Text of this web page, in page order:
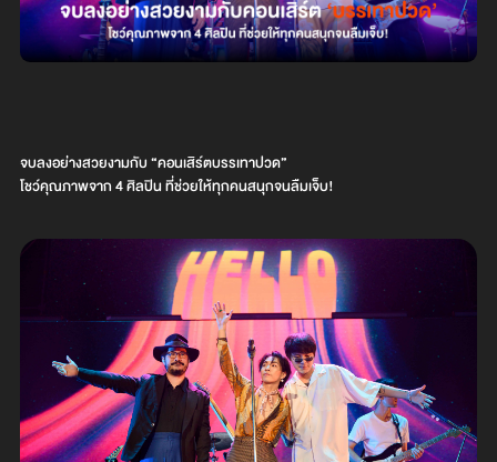
จบลงอย่างสวยงามกับ “คอนเสิร์ตบรรเทาปวด”
โชว์คุณภาพจาก 4 ศิลปิน ที่ช่วยให้ทุกคนสนุกจนลืมเจ็บ!